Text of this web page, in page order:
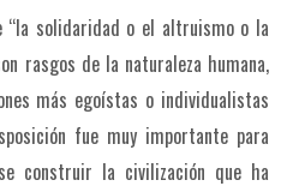
“la solidaridad o el altruismo o la
rasgos de la naturaleza humana,
más egoístas o individualistas
fue muy importante para
construir la civilización que ha